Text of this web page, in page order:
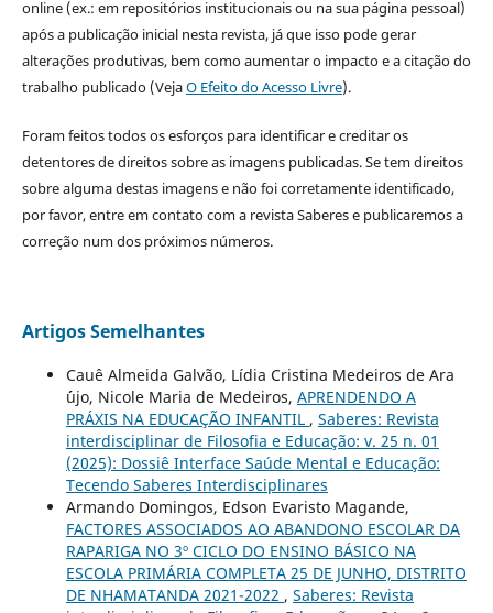
online (ex.: em repositórios institucionais ou na sua página pessoal)
após a publicação inicial nesta revista, já que isso pode gerar
alterações produtivas, bem como aumentar o impacto e a citação do
trabalho publicado (VejaO Efeito do Acesso Livre).
Foram feitos todos os esforços para identificar e creditar os
detentores de direitos sobre as imagens publicadas. Se tem direitos
sobre alguma destas imagens e não foi corretamente identificado,
por favor, entre em contato com a revista Saberes e publicaremos a
correção num dos próximos números.
Artigos Semelhantes
Cauê Almeida Galvão, Lídia Cristina Medeiros de Ara
´´ujo, Nicole Maria de Medeiros, APRENDENDO A
PRÁXIS NA EDUCAÇÃO INFANTIL , Saberes: Revista
interdisciplinar de Filosofia e Educação: v. 25 n. 01
(2025): Dossiê Interface Saúde Mental e Educação:
Tecendo Saberes Interdisciplinares
Armando Domingos, Edson Evaristo Magande,
FACTORES ASSOCIADOS AO ABANDONO ESCOLAR DA
RAPARIGA NO 3º CICLO DO ENSINO BÁSICO NA
ESCOLA PRIMÁRIA COMPLETA 25 DE JUNHO, DISTRITO
DE NHAMATANDA 2021-2022 , Saberes: Revista